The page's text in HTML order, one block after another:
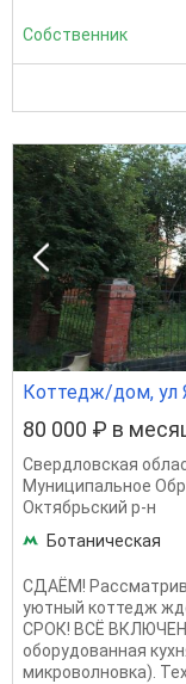
Собственник
Коттедж/дом, ул
80 000 ₽ в
Свердловская
Муниципальное
Октябрьский р-н
Ботаническая
СДАЁМ!
уютный коттедж
СРОК! ВСЁ
оборудованная
микроволновка).